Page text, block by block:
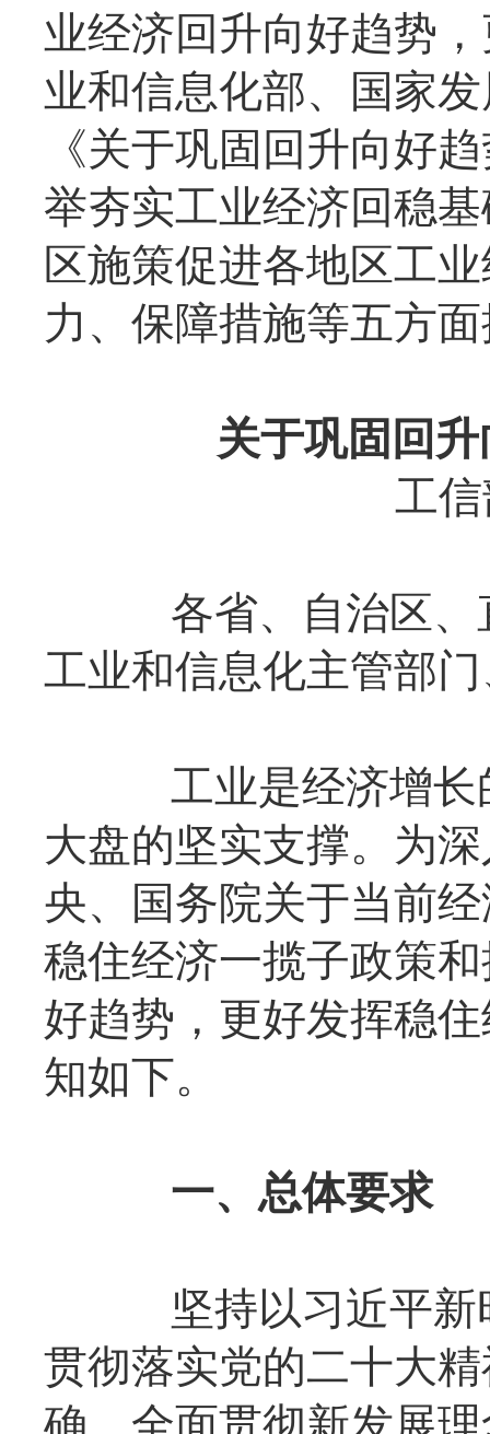
业经济回升向好趋势
业和信息化部、国家
《关于巩固回升向好
举夯实工业经济回稳
区施策促进各地区工
力、保障措施等五方
关于巩固回
工
各省、自治区、
工业和信息化主管部
工业是经济增长
大盘的坚实支撑。为
央、国务院关于当前
稳住经济一揽子政策
好趋势，更好发挥稳
知如下。
一、总体要求
坚持以习近平新
贯彻落实党的二十大
确、全面贯彻新发展